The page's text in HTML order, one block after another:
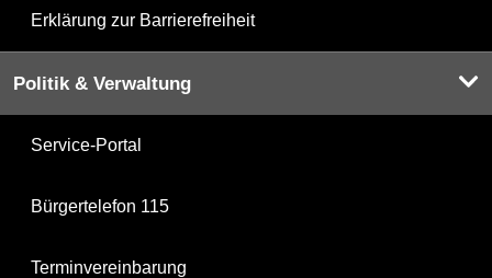
Erklärung zur Barrierefreiheit
Politik & Verwaltung
Service-Portal
Bürgertelefon 115
Terminvereinbarung